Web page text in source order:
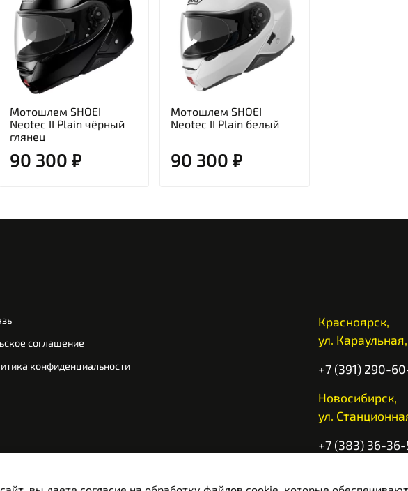
Мотошлем SHOEI
Neotec II Plain чёрный
глянец
90 300 ₽
Мотошлем SHOEI
Neotec II Plain белый
90 300 ₽
соглашение
конфиденциальности
Красноярск,
ул. Караульная,
+7 (391) 290-
Новосибирск,
ул.
+7 (383) 36-36-